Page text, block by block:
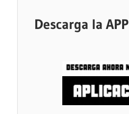
Descarga la APP